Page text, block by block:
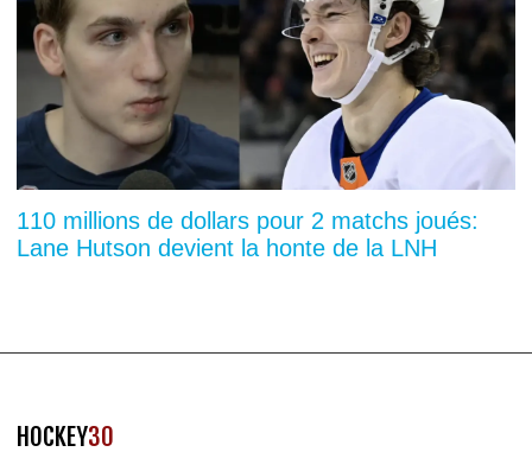
110 millions de dollars pour 2 matchs joués:
Lane Hutson devient la honte de la LNH
HOCKEY30